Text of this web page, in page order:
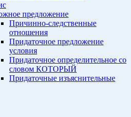
предложение
Причинно-следственные
отношения
Придаточное предложение
условия
Придаточное определительное со
словом КОТОРЫЙ
Придаточные изъяснительные